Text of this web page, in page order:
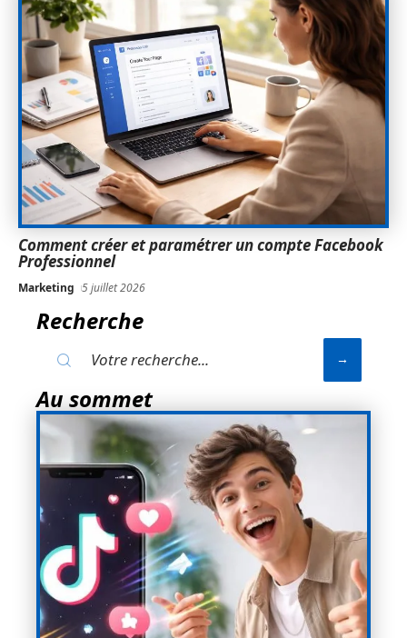
Comment créer et paramétrer un compte Facebook
Professionnel
Marketing 5 juillet 2026
Recherche
Au sommet